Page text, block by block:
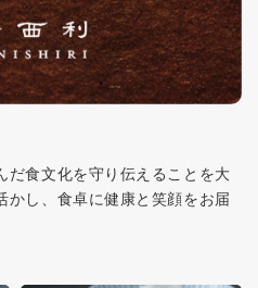
だ食文化を守り伝えることを大
かし、食卓に健康と笑顔をお届